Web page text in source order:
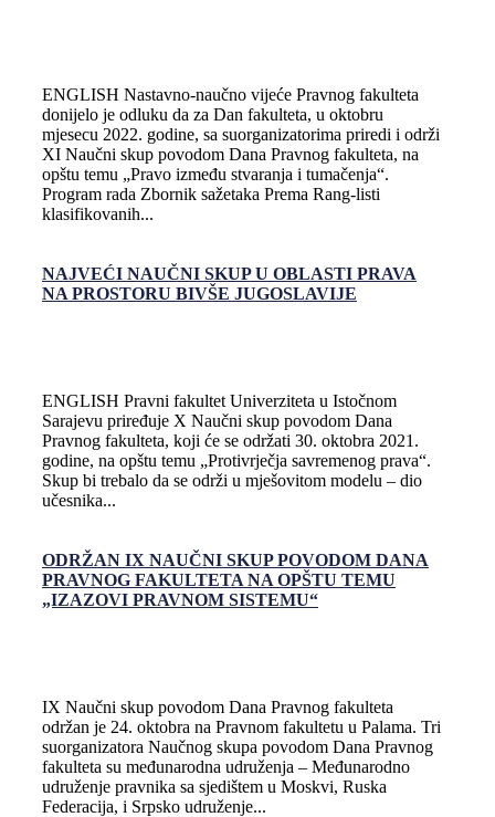
ENGLISH Nastavno-naučno vijeće Pravnog fakulteta
donijelo je odluku da za Dan fakulteta, u oktobru
mjesecu 2022. godine, sa suorganizatorima priredi i održi
XI Naučni skup povodom Dana Pravnog fakulteta, na
opštu temu „Pravo između stvaranja i tumačenja“.
Program rada Zbornik sažetaka Prema Rang-listi
klasifikovanih...
NAJVEĆI NAUČNI SKUP U OBLASTI PRAVA
NA PROSTORU BIVŠE JUGOSLAVIJE
ENGLISH Pravni fakultet Univerziteta u Istočnom
Sarajevu priređuje X Naučni skup povodom Dana
Pravnog fakulteta, koji će se održati 30. oktobra 2021.
godine, na opštu temu „Protivrječja savremenog prava“.
Skup bi trebalo da se održi u mješovitom modelu – dio
učesnika...
ODRŽAN IX NAUČNI SKUP POVODOM DANA
PRAVNOG FAKULTETA NA OPŠTU TEMU
„IZAZOVI PRAVNOM SISTEMU“
IX Naučni skup povodom Dana Pravnog fakulteta
održan je 24. oktobra na Pravnom fakultetu u Palama. Tri
suorganizatora Naučnog skupa povodom Dana Pravnog
fakulteta su međunarodna udruženja – Međunarodno
udruženje pravnika sa sjedištem u Moskvi, Ruska
Federacija, i Srpsko udruženje...